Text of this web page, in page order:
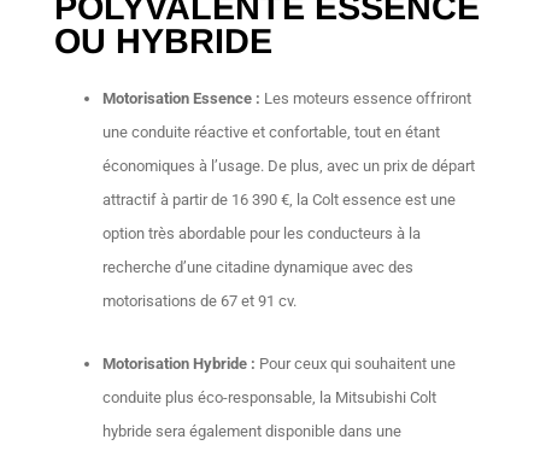
OU HYBRIDE
Motorisation Essence : Les moteurs essence offriront
une conduite réactive et confortable, tout en étant
économiques à l’usage. De plus, avec un prix de départ
attractif à partir de 16 390 €, la Colt essence est une
option très abordable pour les conducteurs à la
recherche d’une citadine dynamique avec des
motorisations de 67 et 91 cv.
Motorisation Hybride : Pour ceux qui souhaitent une
conduite plus éco-responsable, la Mitsubishi Colt
hybride sera également disponible dans une